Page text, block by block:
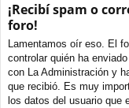
¡Recibí spam o
foro!
Lamentamos oír eso. El
controlar quién ha
con La Administración y
que recibió. Es muy
los datos del usuario que